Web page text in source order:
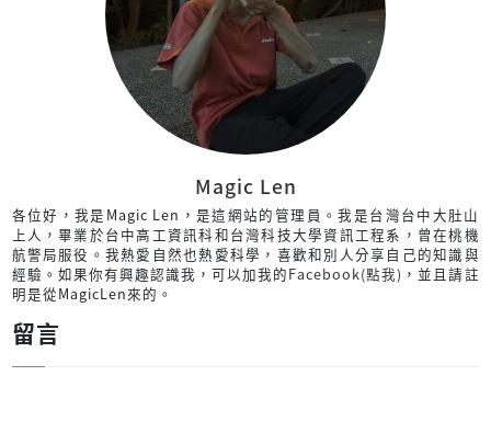
Magic Len
各位好，我是Magic Len，是這網站的管理員。我是台灣台中大肚山
上人，畢業於台中高工資訊科和台灣科技大學資訊工程系，曾在桃機
航警局服役。我熱愛自然也熱愛科學，喜歡和別人分享自己的知識與
經驗。如果你有興趣認識我，可以加我的Facebook(點我) ，並且請註
明是從MagicLen來的。
留言